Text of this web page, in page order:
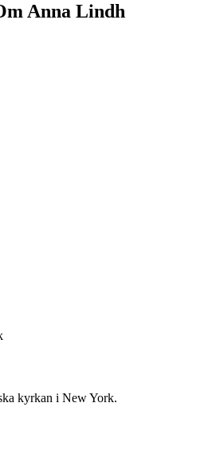
Anna Lindh
kyrkan i New York.